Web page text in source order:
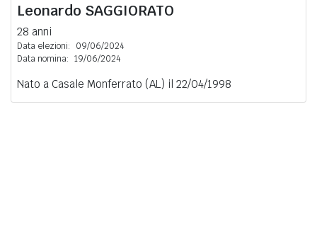
Leonardo SAGGIORATO
28 anni
Data elezioni:
09/06/2024
Data nomina: 19/06/2024
Nato a Casale Monferrato (AL) il 22/04/1998